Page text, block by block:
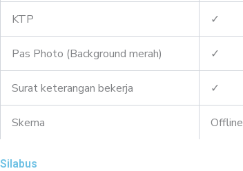
KTP ✓
Pas Photo (Background merah) ✓
Surat keterangan bekerja ✓
Skema Offline
Silabus